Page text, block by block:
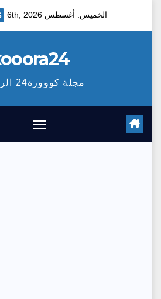
الخميس. أغسطس 6th, 2026
مجلة كووورة24 الرياضية